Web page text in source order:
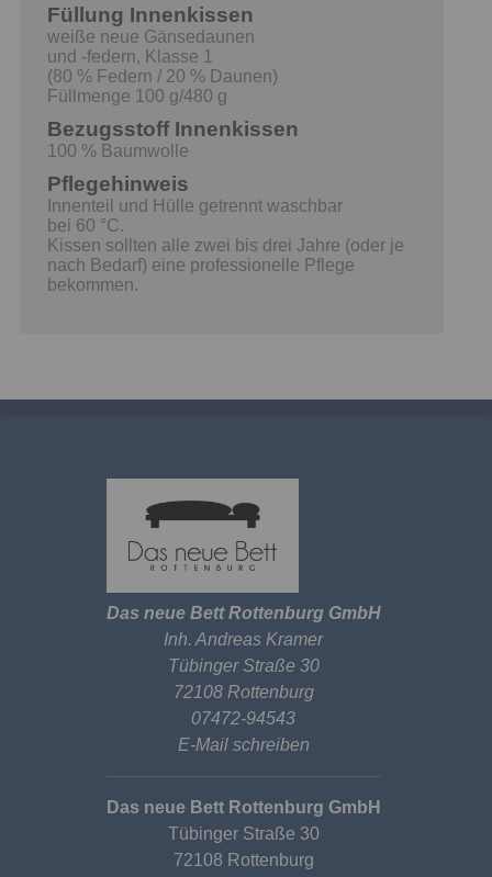
Füllung Innenkissen
weiße neue Gänsedaunen
und -federn, Klasse 1
(80 % Federn / 20 % Daunen)
Füllmenge 100 g/480 g
Bezugsstoff Innenkissen
100 % Baumwolle
Pflegehinweis
Innenteil und Hülle getrennt waschbar
bei 60 °C.
Kissen sollten alle zwei bis drei Jahre (oder je
nach Bedarf) eine professionelle Pflege
bekommen.
Das neue Bett Rottenburg GmbH
Inh. Andreas Kramer
Tübinger Straße 30
72108 Rottenburg
07472-94543
E-Mail schreiben
Das neue Bett Rottenburg GmbH
Tübinger Straße 30
72108 Rottenburg